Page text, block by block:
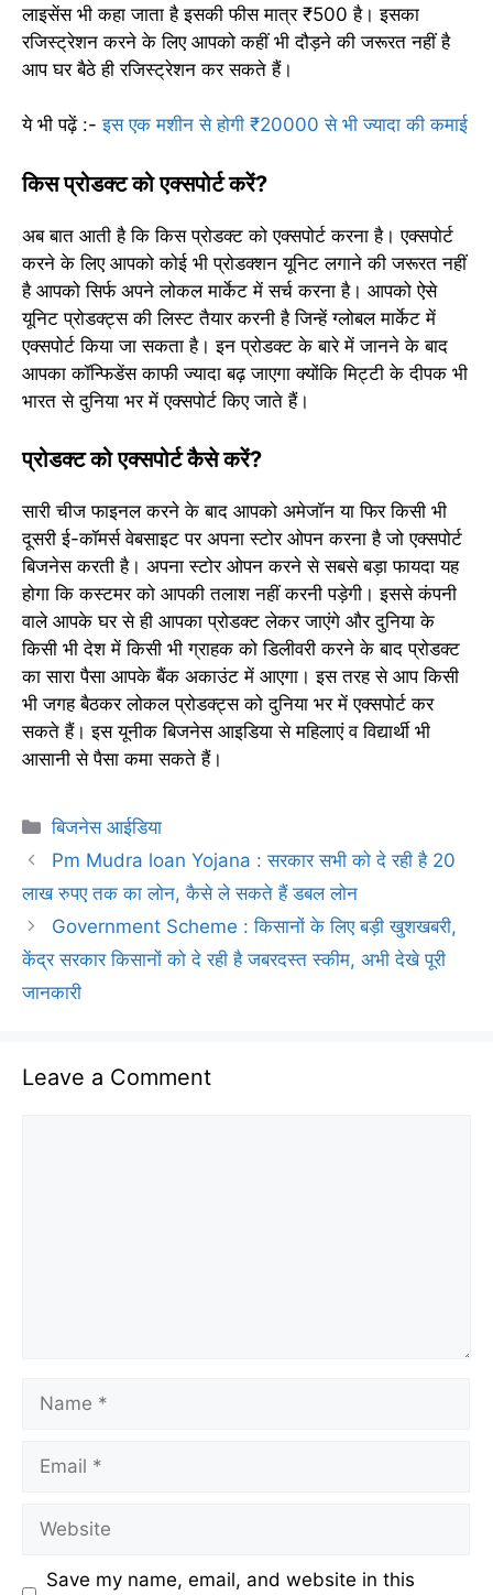
लाइसेंस भी कहा जाता है इसकी फीस मात्र ₹500 है। इसका
रजिस्ट्रेशन करने के लिए आपको कहीं भी दौड़ने की जरूरत नहीं है
आप घर बैठे ही रजिस्ट्रेशन कर सकते हैं।
ये भी पढ़ें :-इस एक मशीन से होगी ₹20000 से भी ज्यादा की कमाई
किस प्रोडक्ट को एक्सपोर्ट करें?
अब बात आती है कि किस प्रोडक्ट को एक्सपोर्ट करना है। एक्सपोर्ट
करने के लिए आपको कोई भी प्रोडक्शन यूनिट लगाने की जरूरत नहीं
है आपको सिर्फ अपने लोकल मार्केट में सर्च करना है। आपको ऐसे
यूनिट प्रोडक्ट्स की लिस्ट तैयार करनी है जिन्हें ग्लोबल मार्केट में
एक्सपोर्ट किया जा सकता है। इन प्रोडक्ट के बारे में जानने के बाद
आपका कॉन्फिडेंस काफी ज्यादा बढ़ जाएगा क्योंकि मिट्टी के दीपक भी
भारत से दुनिया भर में एक्सपोर्ट किए जाते हैं।
प्रोडक्ट को एक्सपोर्ट कैसे करें?
सारी चीज फाइनल करने के बाद आपको अमेजॉन या फिर किसी भी
दूसरी ई-कॉमर्स वेबसाइट पर अपना स्टोर ओपन करना है जो एक्सपोर्ट
बिजनेस करती है। अपना स्टोर ओपन करने से सबसे बड़ा फायदा यह
होगा कि कस्टमर को आपकी तलाश नहीं करनी पड़ेगी। इससे कंपनी
वाले आपके घर से ही आपका प्रोडक्ट लेकर जाएंगे और दुनिया के
किसी भी देश में किसी भी ग्राहक को डिलीवरी करने के बाद प्रोडक्ट
का सारा पैसा आपके बैंक अकाउंट में आएगा। इस तरह से आप किसी
भी जगह बैठकर लोकल प्रोडक्ट्स को दुनिया भर में एक्सपोर्ट कर
सकते हैं। इस यूनीक बिजनेस आइडिया से महिलाएं व विद्यार्थी भी
आसानी से पैसा कमा सकते हैं।
Categories
बिजनेस आईडिया
Pm Mudra loan Yojana : सरकार सभी को दे रही है 20
लाख रुपए तक का लोन, कैसे ले सकते हैं डबल लोन
Government Scheme : किसानों के लिए बड़ी खुशखबरी,
केंद्र सरकार किसानों को दे रही है जबरदस्त स्कीम, अभी देखे पूरी
जानकारी
Leave a Comment
Name
Email
Website
Save my name, email, and website in this